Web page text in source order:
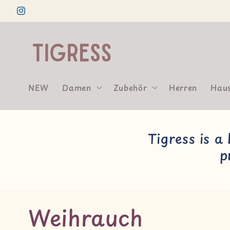
Direkt
zum
Inhalt
Instagram
NEW Damen Zubehör Herren
Tigress is a
K
Weihrauch